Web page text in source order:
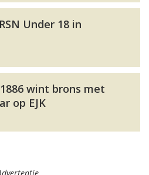
Under 18 in
wint brons met
op EJK